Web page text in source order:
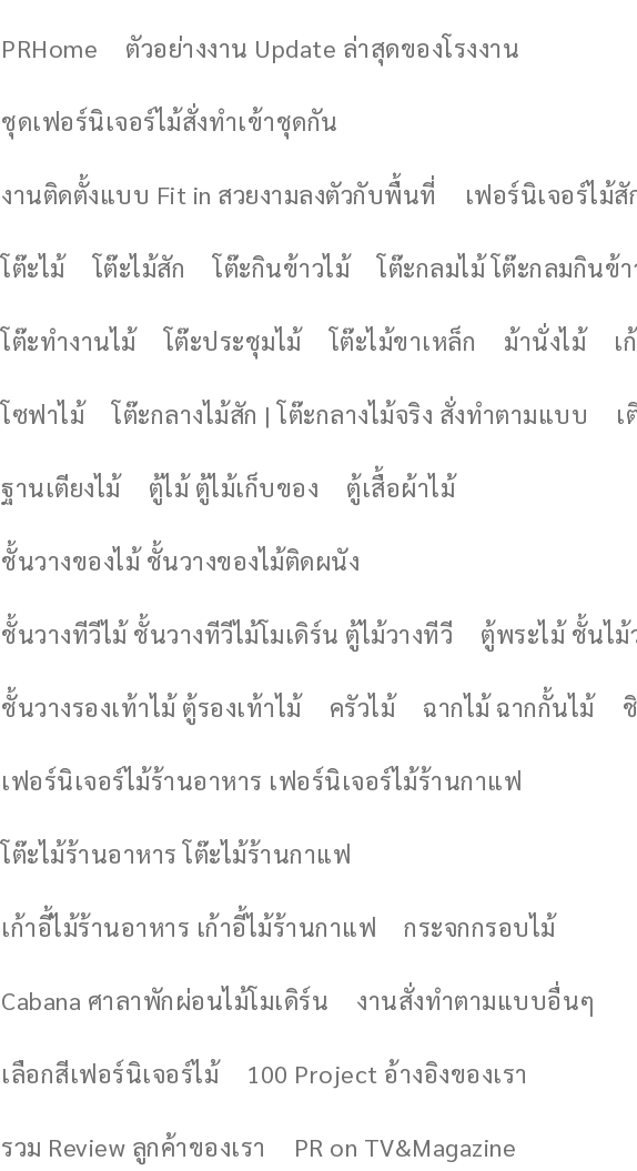
PRHome ตัวอย่างงาน Update ล่าสุดของโรงงาน
ชุดเฟอร์นิเจอร์ไม้สั่งทำเข้าชุดกัน
งานติดตั้งแบบ Fit in สวยงามลงตัวกับพื้นที่ เฟอร์นิเจอร์ไม้สั
โต๊ะไม้ โต๊ะไม้สัก โต๊ะกินข้าวไม้ โต๊ะกลมไม้ โต๊ะกลมกินข้า
โต๊ะทำงานไม้ โต๊ะประชุมไม้ โต๊ะไม้ขาเหล็ก ม้านั่งไม้ เ
โซฟาไม้ โต๊ะกลางไม้สัก | โต๊ะกลางไม้จริง สั่งทำตามแบบ เ
ฐานเตียงไม้ ตู้ไม้ ตู้ไม้เก็บของ ตู้เสื้อผ้าไม้
ชั้นวางของไม้ ชั้นวางของไม้ติดผนัง
ชั้นวางทีวีไม้ ชั้นวางทีวีไม้โมเดิร์น ตู้ไม้วางทีวี ตู้พระไม้ ชั้นไม้
ชั้นวางรองเท้าไม้ ตู้รองเท้าไม้ ครัวไม้ ฉากไม้ ฉากกั้นไม้
เฟอร์นิเจอร์ไม้ร้านอาหาร เฟอร์นิเจอร์ไม้ร้านกาแฟ
โต๊ะไม้ร้านอาหาร โต๊ะไม้ร้านกาแฟ
เก้าอี้ไม้ร้านอาหาร เก้าอี้ไม้ร้านกาแฟ กระจกกรอบไม้
Cabana ศาลาพักผ่อนไม้โมเดิร์น งานสั่งทำตามแบบอื่นๆ
เลือกสีเฟอร์นิเจอร์ไม้ 100 Project อ้างอิงของเรา
รวม Review ลูกค้าของเรา PR on TV&Magazine